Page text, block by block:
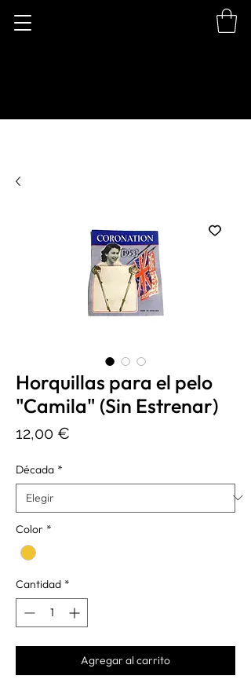
Horquillas para el pelo
"Camila" (Sin Estrenar)
12,00 €
Década *
Color *
Cantidad *
Agregar al carrito